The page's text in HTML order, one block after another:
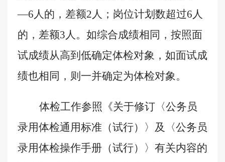
—6人的，差额2人； 岗位计划数超过6人
的，差额3人。 如综合成绩相同，按照面
试成绩从高到低确定体检对象，如面试成
绩也相同，则一并确定为体检对象。
体检工作参照《关于修订〈公务员
录用体检通用标准（试行）〉及〈公务员
录用体检操作手册（试行）〉有关内容的